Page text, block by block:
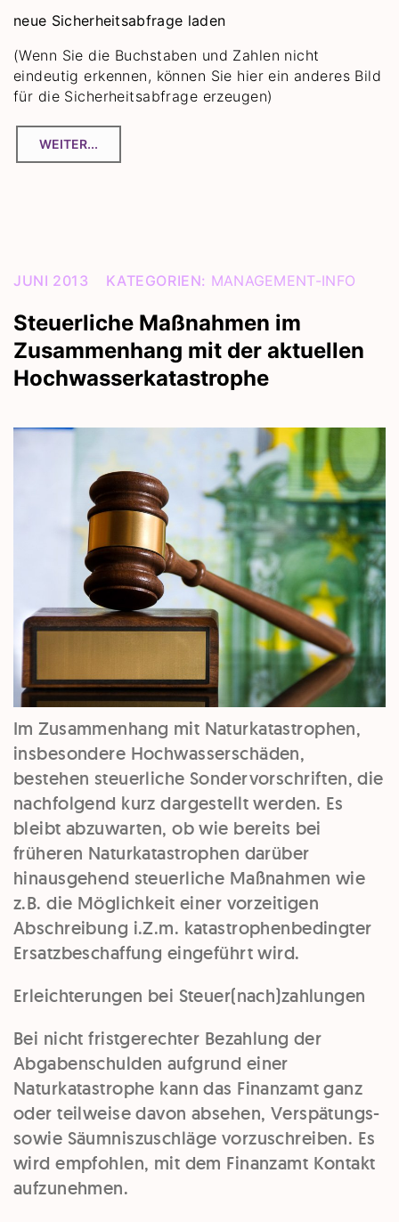
neue Sicherheitsabfrage laden
(Wenn Sie die Buchstaben und Zahlen nicht
eindeutig erkennen, können Sie hier ein anderes Bild
für die Sicherheitsabfrage erzeugen)
JUNI 2013 KATEGORIEN: MANAGEMENT-INFO
Steuerliche Maßnahmen im
Zusammenhang mit der aktuellen
Hochwasserkatastrophe
Im Zusammenhang mit Naturkatastrophen,
insbesondere Hochwasserschäden,
bestehen steuerliche Sondervorschriften, die
nachfolgend kurz dargestellt werden. Es
bleibt abzuwarten, ob wie bereits bei
früheren Naturkatastrophen darüber
hinausgehend steuerliche Maßnahmen wie
z.B. die Möglichkeit einer vorzeitigen
Abschreibung i.Z.m. katastrophenbedingter
Ersatzbeschaffung eingeführt wird.
Erleichterungen bei Steuer(nach)zahlungen
Bei nicht fristgerechter Bezahlung der
Abgabenschulden aufgrund einer
Naturkatastrophe kann das Finanzamt ganz
oder teilweise davon absehen, Verspätungs-
sowie Säumniszuschläge vorzuschreiben. Es
wird empfohlen, mit dem Finanzamt Kontakt
aufzunehmen.